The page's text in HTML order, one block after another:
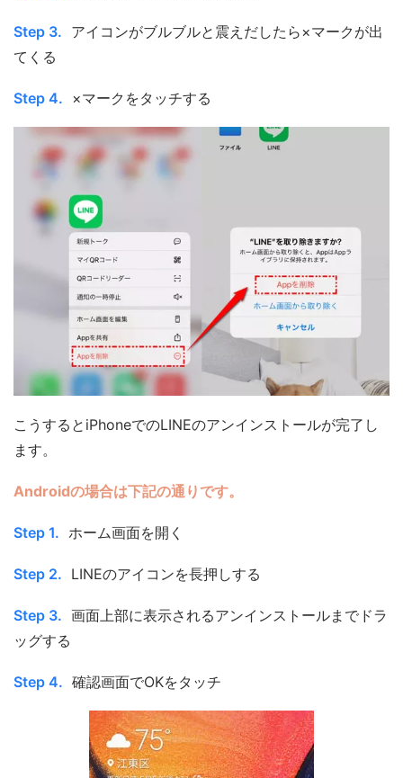
Step 3. アイコンがブルブルと震えだしたら×マークが出
てくる
Step 4. ×マークをタッチする
こうするとiPhoneでのLINEのアンインストールが完了し
ます。
Androidの場合は下記の通りです。
Step 1. ホーム画面を開く
Step 2. LINEのアイコンを長押しする
Step 3. 画面上部に表示されるアンインストールまでドラ
ッグする
Step 4. 確認画面でOKをタッチ